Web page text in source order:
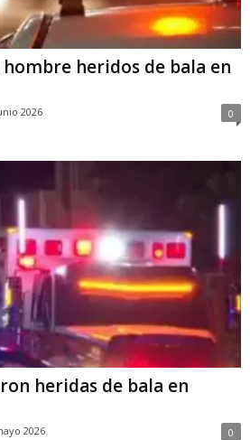
heridos de bala en
2026 0
heridas de bala en
2026 0